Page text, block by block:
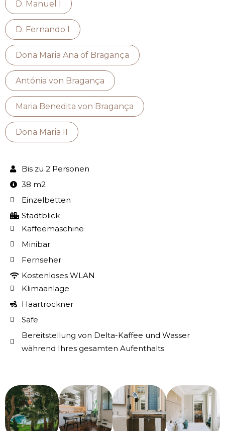
D. Manuel I
D. Fernando I
Dona Maria Ana of Bragança
Antónia von Bragança
Maria Benedita von Bragança
Dona Maria II
Bis zu 2 Personen
38 m2
Einzelbetten
Stadtblick
Kaffeemaschine
Minibar
Fernseher
Kostenloses WLAN
Klimaanlage
Haartrockner
Safe
Bereitstellung von Delta-Kaffee und Wasser
während Ihres gesamten Aufenthalts